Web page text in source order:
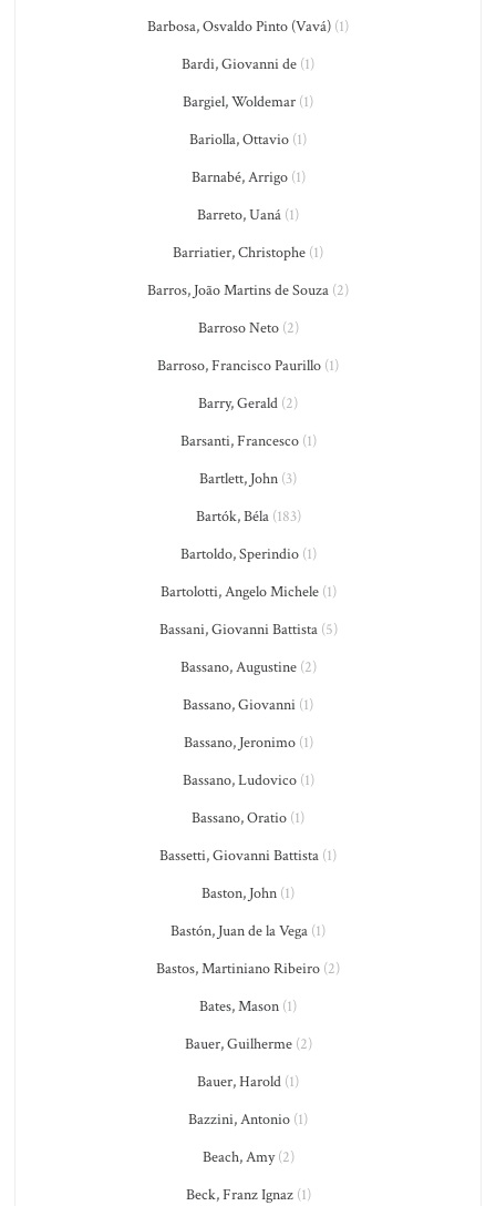
Barbosa, Osvaldo Pinto (Vavá) (1)
Bardi, Giovanni de (1)
Bargiel, Woldemar (1)
Bariolla, Ottavio (1)
Barnabé, Arrigo(1)
Barreto, Uaná (1)
Barriatier, Christophe (1)
Barros, João Martins de Souza (2)
Barroso Neto(2)
Barroso, Francisco Paurillo (1)
Barry, Gerald (2)
Barsanti, Francesco(1)
Bartlett, John (3)
Bartók, Béla(183)
Bartoldo, Sperindio(1)
Bartolotti, Angelo Michele(1)
Bassani, Giovanni Battista(5)
Bassano, Augustine(2)
Bassano, Giovanni (1)
Bassano, Jeronimo(1)
Bassano, Ludovico(1)
Bassano, Oratio (1)
Bassetti, Giovanni Battista (1)
Baston, John (1)
Bastón, Juan de la Vega (1)
Bastos, Martiniano Ribeiro (2)
Bates, Mason (1)
Bauer, Guilherme(2)
Bauer, Harold (1)
Bazzini, Antonio (1)
Beach, Amy(2)
Beck, Franz Ignaz(1)